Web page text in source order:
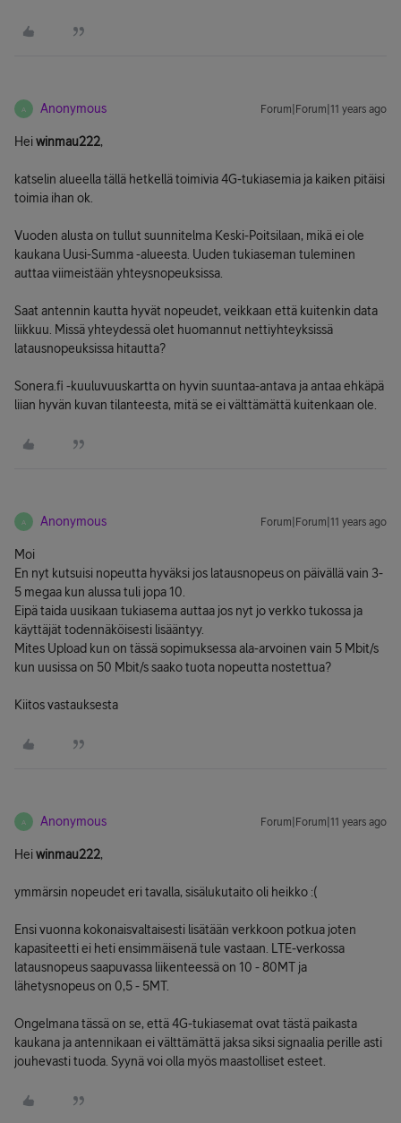
A Anonymous Forum|Forum|11 years ago
Heiwinmau222,
katselin alueella tällä hetkellä toimivia 4G-tukiasemia ja kaiken pitäisi
toimia ihan ok.
Vuoden alusta on tullut suunnitelma Keski-Poitsilaan, mikä ei ole
kaukana Uusi-Summa -alueesta. Uuden tukiaseman tuleminen
auttaa viimeistään yhteysnopeuksissa.
Saat antennin kautta hyvät nopeudet, veikkaan että kuitenkin data
liikkuu. Missä yhteydessä olet huomannut nettiyhteyksissä
latausnopeuksissa hitautta?
Sonera.fi -kuuluvuuskartta on hyvin suuntaa-antava ja antaa ehkäpä
liian hyvän kuvan tilanteesta, mitä se ei välttämättä kuitenkaan ole.
A Anonymous Forum|Forum|11 years ago
Moi
En nyt kutsuisi nopeutta hyväksi jos latausnopeus on päivällä vain 3-
5 megaa kun alussa tuli jopa 10.
Eipä taida uusikaan tukiasema auttaa jos nyt jo verkko tukossa ja
käyttäjät todennäköisesti lisääntyy.
Mites Upload kun on tässä sopimuksessa ala-arvoinen vain 5 Mbit/s
kun uusissa on 50 Mbit/s saako tuota nopeutta nostettua?
Kiitos vastauksesta
A Anonymous Forum|Forum|11 years ago
Heiwinmau222,
ymmärsin nopeudet eri tavalla, sisälukutaito oli heikko :(
Ensi vuonna kokonaisvaltaisesti lisätään verkkoon potkua joten
kapasiteetti ei heti ensimmäisenä tule vastaan. LTE-verkossa
latausnopeus saapuvassa liikenteessä on 10 - 80MT ja
lähetysnopeus on 0,5 - 5MT.
Ongelmana tässä on se, että 4G-tukiasemat ovat tästä paikasta
kaukana ja antennikaan ei välttämättä jaksa siksi signaalia perille asti
jouhevasti tuoda. Syynä voi olla myös maastolliset esteet.